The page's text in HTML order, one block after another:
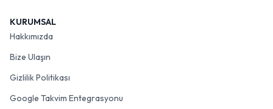
KURUMSAL
Hakkımızda
Bize Ulaşın
Gizlilik Politikası
Google Takvim Entegrasyonu